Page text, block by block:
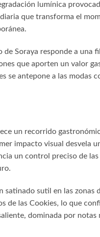
lumínica
que transforma el
Soraya responde a
que aporten un valor
se antepone a las modas
un recorrido
impacto visual desvela
un control preciso de
satinado sutil en las
de las Cookies, lo que
dominada por